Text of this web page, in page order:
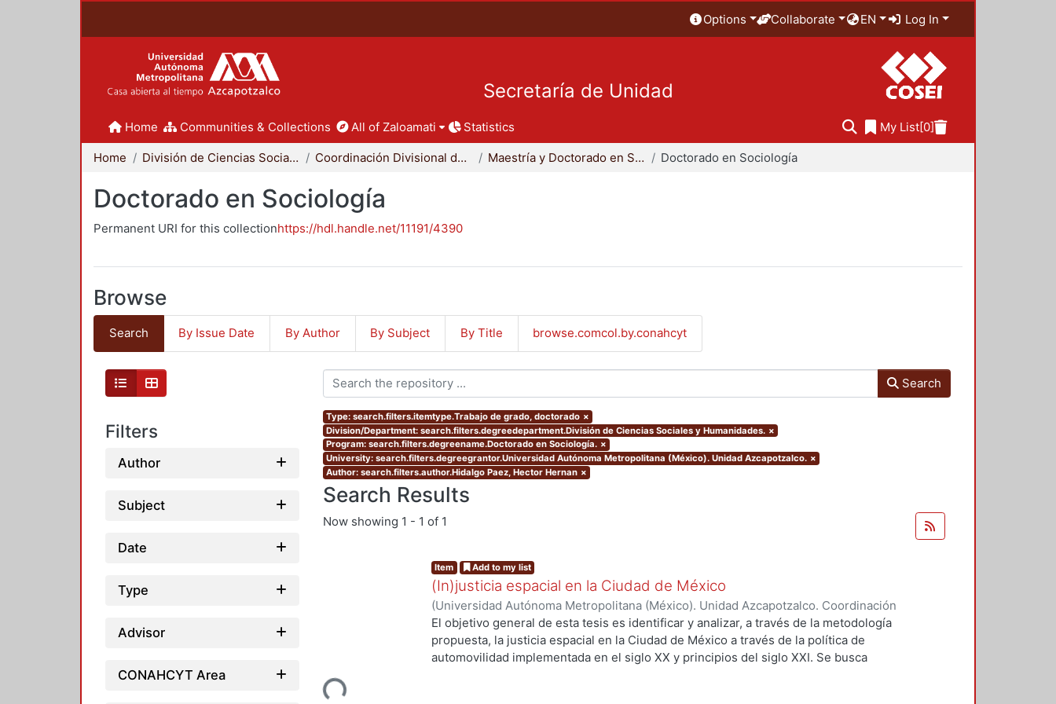
Options Collaborate EN Log In
Secretaría de Unidad
Home Communities & Collections All of Zaloamati Statistics My List[0]
Home División de Ciencias Sociales y Humanidades Coordinación Divisional de Posgrado Maestría y Doctorado en Sociología Doctorado en Sociología
Doctorado en Sociología
Permanent URI for this collectionhttps://hdl.handle.net/11191/4390
Browse
Search By Issue Date By Author By Subject By Title browse.comcol.by.conahcyt
Filters
Author
Subject
Date
Type
Advisor
CONAHCYT Area
Search
Type: search.filters.itemtype.Trabajo de grado, doctorado ×
Division/Department: search.filters.degreedepartment.División de Ciencias Sociales y Humanidades. ×
Program: search.filters.degreename.Doctorado en Sociología. ×
University: search.filters.degreegrantor.Universidad Autónoma Metropolitana (México). Unidad Azcapotzalco. ×
Author: search.filters.author.Hidalgo Paez, Hector Hernan ×
Search Results
Now showing 1 - 1 of 1
Loading...
Item Add to my list
(In)justicia espacial en la Ciudad de México
(Universidad Autónoma Metropolitana (México). Unidad Azcapotzalco. Coordinación
de Servicios de Información.,2018-06)Hidalgo Paez, Hector Hernan
El objetivo general de esta tesis es identificar y analizar, a través de la metodología
propuesta, la justicia espacial en la Ciudad de México a través de la política de
automovilidad implementada en el siglo XX y principios del siglo XXI. Se busca